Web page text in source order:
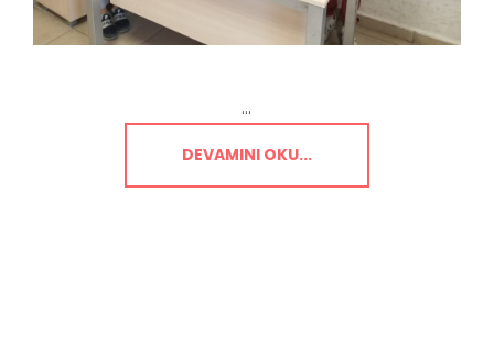
...
DEVAMINI OKU...